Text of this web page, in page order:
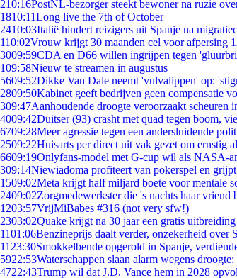
210:16PostNL-bezorger steekt bewoner na ruzie
1810:11Long live the 7th of October
2410:03Italië hindert reizigers uit Spanje na
110:02Vrouw krijgt 30 maanden cel voor afpersing
3009:59CDA en D66 willen ingrijpen tegen
109:58Nieuw te streamen in augustus
5609:52Dikke Van Dale neemt 'vulvalippen' op:
2809:50Kabinet geeft bedrijven geen compensatie
309:47Aanhoudende droogte veroorzaakt scheuren
4009:42Duitser (93) crasht met quad tegen boom,
6709:28Meer agressie tegen een andersluidende
2509:22Huisarts per direct uit vak gezet om ernstig
6609:19Onlyfans-model met G-cup wil als NASA-
309:14Niewiadoma profiteert van pokerspel en
1509:02Meta krijgt half miljard boete voor mentale
2409:02Zorgmedewerkster die 's nachts haar vriend
1203:57VrijMiBabes #316 (not very sfw!)
2303:02Quake krijgt na 30 jaar een gratis uitbreiding
1101:06Benzineprijs daalt verder, onzekerheid over
11 23:30Smokkelbende opgerold in Spanje,
5922:53Waterschappen slaan alarm wegens
4722:43Trump wil dat J.D. Vance hem in 2028